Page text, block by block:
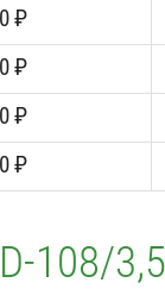
₽
₽
₽
₽
108/